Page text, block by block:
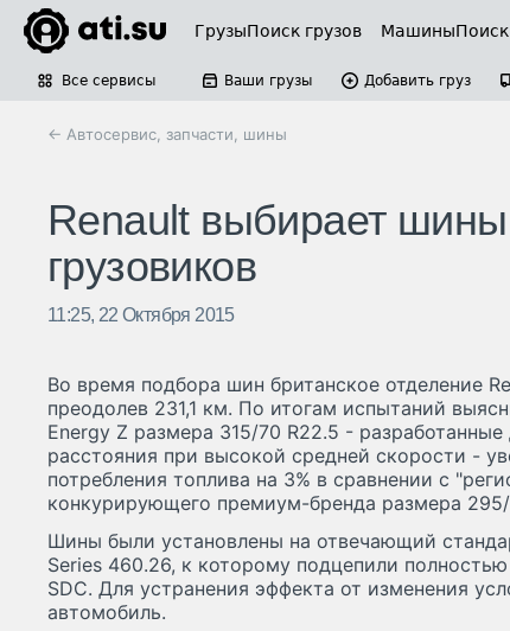
ГрузыПоиск грузов Машины
Все сервисы Ваши грузы Добавить груз
← Автосервис, запчасти, шины
Renault выбирает
грузовиков
11:25, 22 Октября 2015
Во время подбора шин британское отделение
преодолев 231,1 км. По итогам испытаний
Energy Z размера 315/70 R22.5 -
расстояния при высокой средней скорости -
потребления топлива на 3% в сравнении с
конкурирующего премиум-бренда размера
Шины были установлены на отвечающий
Series 460.26, к которому подцепили
SDC. Для устранения эффекта от изменения
автомобиль.